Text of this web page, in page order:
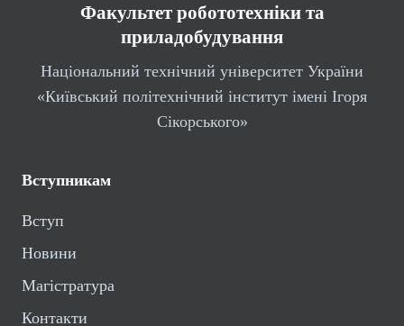
Факультет робототехніки та
приладобудування
Національний технічний університет України
«Київський політехнічний інститут імені Ігоря
Сікорського»
Вступникам
Вступ
Новини
Магістратура
Контакти